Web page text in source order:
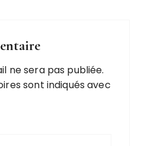
ne sera pas publiée.
sont indiqués avec